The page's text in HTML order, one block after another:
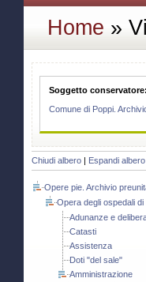
Home »
Soggetto conservatore:
Comune di Poppi.
Chiudi albero Espandi albero
Opere pie. Archivio
Opera degli ospedali di
Adunanze e
Catasti
Assistenza
Doti "del sale"
Amministrazione